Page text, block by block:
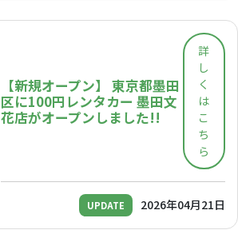
【新規オープン】 東京都墨田
区に100円レンタカー 墨田文
花店がオープンしました!!
詳
し
く
は
こ
ち
ら
UPDATE 2026年04月21日